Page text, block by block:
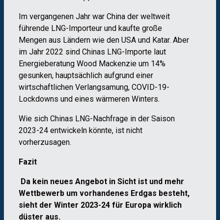
Im vergangenen Jahr war China der weltweit
führende LNG-Importeur und kaufte große
Mengen aus Ländern wie den USA und Katar. Aber
im Jahr 2022 sind Chinas LNG-Importe laut
Energieberatung Wood Mackenzie um 14%
gesunken, hauptsächlich aufgrund einer
wirtschaftlichen Verlangsamung, COVID-19-
Lockdowns und eines wärmeren Winters.
Wie sich Chinas LNG-Nachfrage in der Saison
2023-24 entwickeln könnte, ist nicht
vorherzusagen.
Fazit
Da kein neues Angebot in Sicht ist und mehr
Wettbewerb um vorhandenes Erdgas besteht,
sieht der Winter 2023-24 für Europa wirklich
düster aus.